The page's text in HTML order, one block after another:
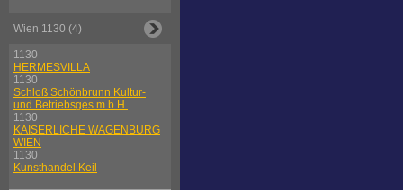
Wien 1130 (4)
1130
HERMESVILLA
1130
Schloß Schönbrunn Kultur-
und Betriebsges.m.b.H.
1130
KAISERLICHE WAGENBURG
WIEN
1130
Kunsthandel Keil